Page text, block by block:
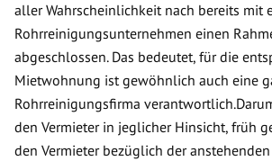
aller Wahrscheinlichkeit nach bereits mit
Rohrreinigungsunternehmen einen
abgeschlossen. Das bedeutet, für die
Mietwohnung ist gewöhnlich auch eine
Rohrreinigungsfirma
den Vermieter in jeglicher Hinsicht, früh
den Vermieter bezüglich der